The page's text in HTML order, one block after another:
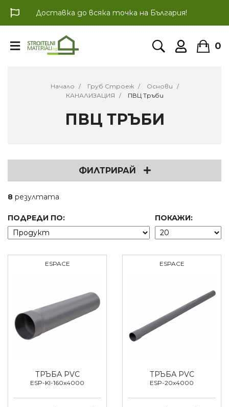
Доставка до всяка точка на България!
0
Начало Груб Строеж
Основи
КАНАЛИЗАЦИЯ
ПВЦ Тръби
ПВЦ ТРЪБИ
ФИЛТРИРАЙ
8 резултата
ПОДРЕДИ ПО: ПОКАЖИ:
ESPACE
ТРЪБА PVC
ESP-KI-160x4000
ESPACE
ТРЪБА PVC
ESP-20x4000